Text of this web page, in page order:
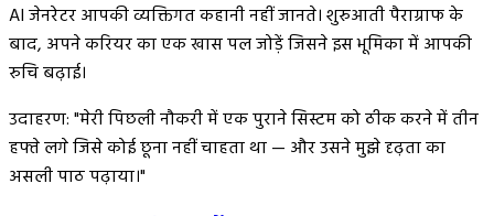
AI जेनरेटर आपकी व्यक्तिगत कहानी नहीं जानते। शुरुआती पैराग्राफ के
बाद, अपने करियर का एक खास पल जोड़ें जिसने इस भूमिका में आपकी
रुचि बढ़ाई।
उदाहरण: "मेरी पिछली नौकरी में एक पुराने सिस्टम को ठीक करने में तीन
हफ्ते लगे जिसे कोई छूना नहीं चाहता था — और उसने मुझे दृढ़ता का
असली पाठ पढ़ाया।"